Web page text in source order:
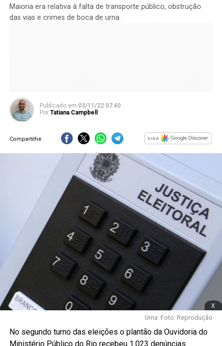
Maioria era relativa à falta de transporte público, obstrução
das vias e crimes de boca de urna.
Publicado em 03/11/22 07:40
Por Tatiana Campbell
Compartilhe
x
Urna. Foto: Reprodução
No segundo turno das eleições o plantão da Ouvidoria do
Ministério Público do Rio recebeu 1.023 denúncias